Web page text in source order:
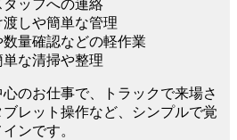
タッフへの連絡
渡しや簡単な管理
数量確認などの軽作業
単な清掃や整理
のお仕事で、トラックで来場さ
レット操作など、シンプルで覚
ンです。